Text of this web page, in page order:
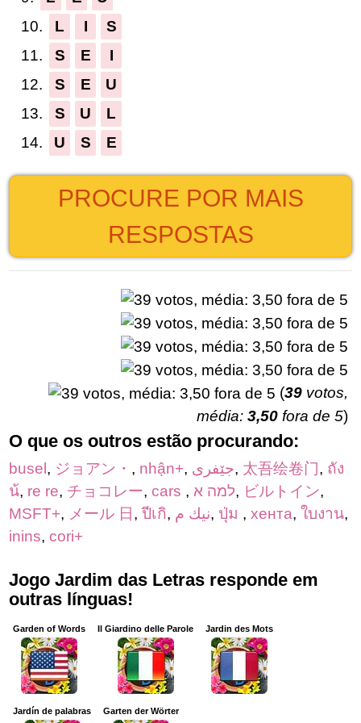
10.
L I
S
11.
S E
I
12.
S E
U
13.
S U
L
14.
U S E
PROCURE POR MAIS
RESPOSTAS
(39 votos,
média: 3,50 fora de 5)
O que os outros estão procurando:
busel, ジョアン・ , nhận+, جێفری, 太吾绘卷门, ถัง
น้, re re, チョコレー, cars , למה א, ビルトイン,
MSFT+, メール 日,ปีเกิ, نيك م, ปุ่ม , хента, ใบงาน,
inins, cori+
Jogo Jardim das Letras responde em
outras línguas!
Garden of Words Il Giardino delle Parole Jardin des Mots
Jardín de palabras Garten der Wörter